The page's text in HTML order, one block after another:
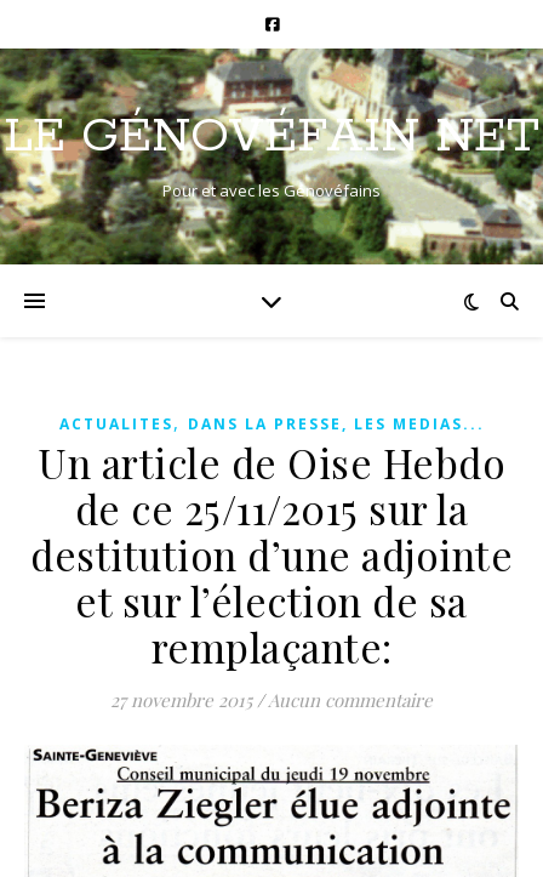
LE GÉNOVÉFAIN NET
Pour et avec les Génovéfains
ACTUALITES, DANS LA PRESSE, LES MEDIAS...
Un article de Oise Hebdo
de ce 25/11/2015 sur la
destitution d’une adjointe
et sur l’élection de sa
remplaçante:
27 novembre 2015 /Aucun commentaire